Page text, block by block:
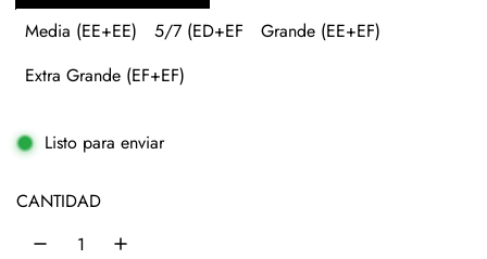
i
a
i
Media (EE+EE)
5/7 (ED+EF
Grande (EE+EF)
Extra Grande (EF+EF)
Listo para enviar
CANTIDAD